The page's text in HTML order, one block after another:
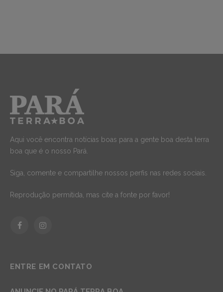
Aqui você encontra notícias boas para a gente boa desta terra
boa que é o nosso Pará.
Siga, comente e compartilhe nossos perfis nas redes sociais.
Reprodução permitida, mas cite a fonte por favor!
FacebookInstagram
ENTRE EM CONTATO